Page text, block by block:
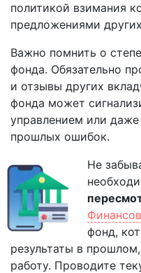
политикой взимания
предложениями
Важно помнить о
фонда. Обязательно
и отзывы других
фонда может
управлением или
прошлых ошибок.
Не
фонд,
результаты в
работу. Проводите